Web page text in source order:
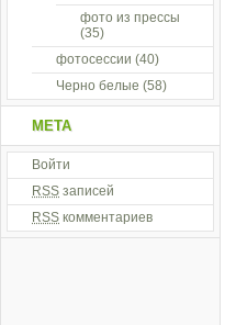
фото из прессы
(35)
фотосессии (40)
Черно белые (58)
МЕТА
Войти
RSS записей
RSS комментариев